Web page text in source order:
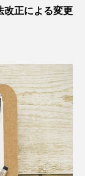
改正による変更